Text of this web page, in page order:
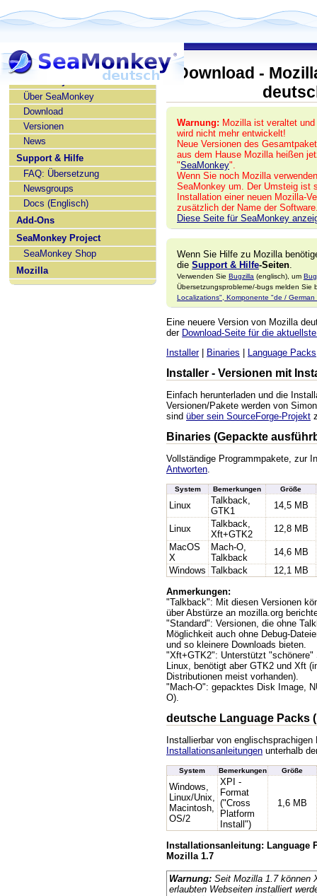
SeaMonkey deutsch
Über SeaMonkey
Download
Versionen
News
Support & Hilfe
FAQ: Übersetzung
Newsgroups
Docs (Englisch)
Add-Ons
SeaMonkey Project
SeaMonkey Shop
Mozilla
Download -
Warnung: Mozilla ist veraltet und
wird nicht mehr entwickelt!
Neue Versionen des
aus dem Hause Mozilla heißen
"SeaMonkey".
Wenn Sie noch Mozilla
SeaMonkey um. Der Umsteig ist
Installation einer neuen Mozilla-
zusätzlich der Name der
Diese Seite für SeaMonkey
Wenn Sie Hilfe zu Mozilla
die Support & Hilfe-Seiten
Verwenden Sie Bugzilla (englisch), um
Übersetzungsprobleme/-bugs melden Sie
Localizations", Komponente "de / German
Eine neuere Version von Mozilla
der Download-Seite für die
Installer| Binaries | Language Packs
Installer - Versionen mit
Einfach herunterladen und die
Versionen/Pakete werden von
sind über sein SourceForge-Projekt
Binaries (Gepackte
Vollständige Programmpakete, zur
Antworten
System Bemerkungen Größe
Linux
Talkback,
GTK1
14,5 MB
Linux
Talkback,
Xft+GTK2
12,8 MB
MacOS
X
Mach-O,
Talkback
14,6 MB
Windows Talkback
12,1 MB
Anmerkungen:
"Talkback": Mit diesen Versionen
über Abstürze an mozilla.org
"Standard": Versionen, die ohne
Möglichkeit auch ohne Debug-
und so kleinere Downloads bieten.
"Xft+GTK2": Unterstützt "schönere"
Linux, benötigt aber GTK2 und Xft
Distributionen meist vorhanden).
"Mach-O": gepacktes Disk Image,
O).
deutsche Language Packs
Installierbar von englischsprachigen
Installationsanleitungen unterhalb
System Bemerkungen Größe
Windows,
Linux/Unix,
Macintosh,
OS/2
XPI -
Format
("Cross
Platform
Install")
1,6 MB
Installationsanleitung: Language
Mozilla 1.7
Warnung: Seit Mozilla 1.7 können
erlaubten Webseiten installiert